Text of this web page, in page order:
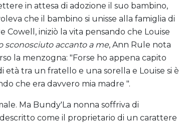
in attesa di adozione il suo bambino,
che il bambino si unisse alla famiglia di
Cowell, iniziò la vita pensando che Louise
sconosciuto accanto a me, Ann Rule nota
la menzogna: "Forse ho appena capito
tra un fratello e una sorella e Louise si è
che era davvero mia madre ".
Ma Bundy'La nonna soffriva di
come il proprietario di un carattere